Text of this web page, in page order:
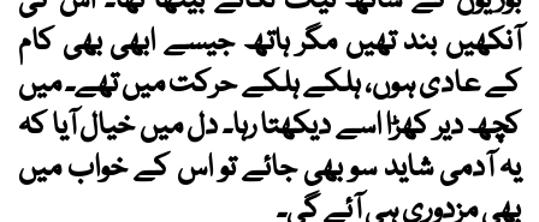
آنکھیں بند تھیں مگر ہاتھ جیسے ابھی بھی کام
کے عادی ہوں، ہلکے ہلکے حرکت میں تھے۔ میں
کچھ دیر کھڑا اسے دیکھتا رہا۔ دل میں خیال آیا کہ
یہ آدمی شاید سو بھی جائے تو اس کے خواب میں
بھی مزدوری ہی آئے گی۔